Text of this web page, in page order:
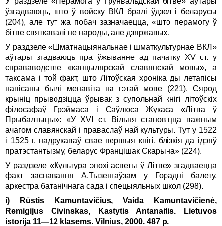
ўзгадваюць, што ў войску ВКЛ бралі ўдзел і беларусы
(204), але тут жа побач зазначаецца, «што перамогу ў
бітве святкавалі не народы, але дзяржавы».
У раздзеле «Шматнацыянальнае і шматкультурнае ВКЛ»
аўтары згадваюць пра ўжыванне ад пачатку XV ст. у
справаводстве «канцылярскай славянскай мовы», а
таксама і той факт, што Літоўская хроніка ды летапісы
напісаны былі менавіта на гэтай мове (221). Сярод
крыніц прыводзіцца ўрывак з супольнай кнігі літоўскіх
філосафаў Грэймаса і Саўлюса Жукаса «Літва ў
Прыбалтыцы»: «У XVI ст. Вільня становіцца важным
ачагом славянскай і праваслаў най культуры. Тут у 1522
і 1525 г. надрукаваў свае першыя кнігі, блізкія да ідэяў
пратэстантызму, беларус Францішак Скарына» (224).
У раздзеле «Культура эпохі асветы ў Літве» згадваецца
факт заснавання А.Тызенгаўзам у Горадні балету,
аркестра батанічнага сада і спецыяльных школ (298).
і) Rūstis Kamuntavičius, Vaida Kamuntavičienė,
Remigijus Civinskas, Kastytis Antanaitis. Lietuvos
istorija 11—12 klasems. Vilnius, 2000. 487 p.